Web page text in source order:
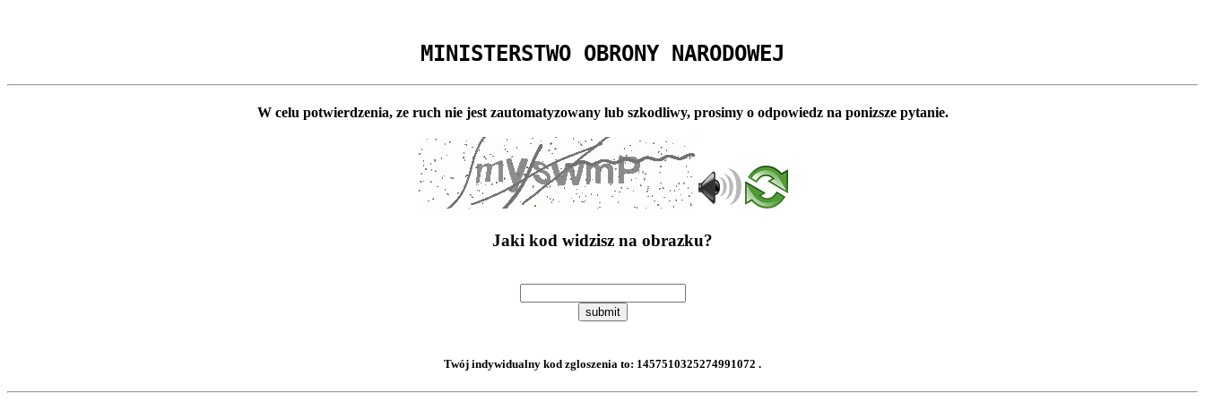
MINISTERSTWO OBRONY NARODOWEJ
W celu potwierdzenia, ze ruch nie jest zautomatyzowany lub szkodliwy, prosimy o odpowiedz na ponizsze pytanie.
Jaki kod widzisz na obrazku?
submit
Twój indywidualny kod zgloszenia to: 1457510325274991072 .